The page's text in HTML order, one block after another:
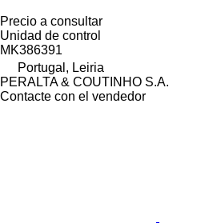
Precio a consultar
Unidad de control
MK386391
Portugal, Leiria
PERALTA & COUTINHO S.A.
Contacte con el vendedor